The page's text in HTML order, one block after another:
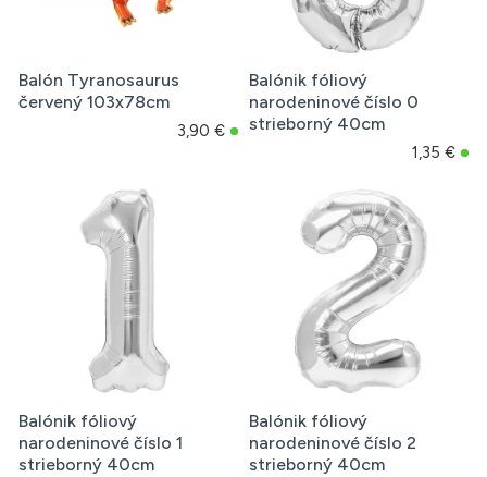
Balón Tyranosaurus
červený 103x78cm
3,90 €
Balónik fóliový
narodeninové číslo 0
strieborný 40cm
1,35 €
Balónik fóliový
narodeninové číslo 1
strieborný 40cm
Balónik fóliový
narodeninové číslo 2
strieborný 40cm